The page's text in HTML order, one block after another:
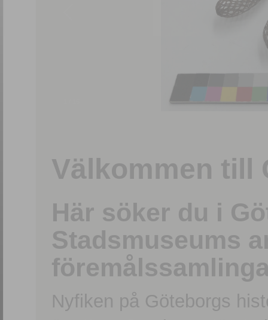
Välkommen till
Här söker du i
Stadsmuseums
Nyfiken på Göteborgs